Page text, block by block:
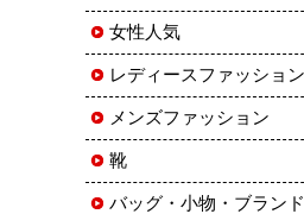
女性人気
レディースファッション
メンズファッション
靴
バッグ・小物・ブラン